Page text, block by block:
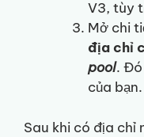
V3, tùy
Mở chi
địa chỉ
pool.
của bạn.
Sau khi có địa chỉ